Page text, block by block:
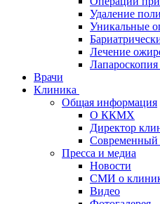
Удаление
Уникальные
Лечение
Врачи
Клиника
Общая информация
О ККМХ
Директор
Современный
Пресса и медиа
Новости
СМИ о
Видео